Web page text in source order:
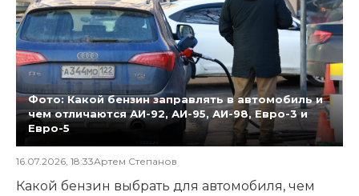
Фото: Какой бензин заправлять в автомобиль и
чем отличаются АИ-92, АИ-95, АИ-98, Евро-3 и
Евро-5
16.07.2026, 18:33Артем Степанов
Какой бензин выбрать для автомобиля, чем